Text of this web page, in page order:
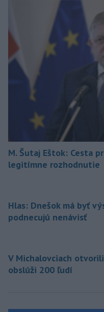
M. Šutaj Eštok: Cesta
legitímne rozhodnutie
Hlas: Dnešok má byť
podnecujú nenávisť
V Michalovciach
obslúži 200 ľudí